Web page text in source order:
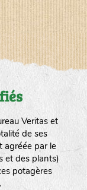
Veritas et
de ses
agréée par le
et des plants)
potagères